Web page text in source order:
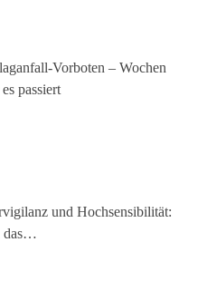
Vorboten – Wochen
passiert
und Hochsensibilität:
das…